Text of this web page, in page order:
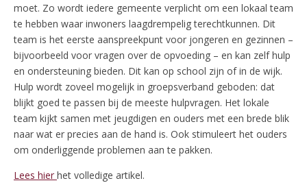
moet. Zo wordt iedere gemeente verplicht om een lokaal team
te hebben waar inwoners laagdrempelig terechtkunnen. Dit
team is het eerste aanspreekpunt voor jongeren en gezinnen –
bijvoorbeeld voor vragen over de opvoeding – en kan zelf hulp
en ondersteuning bieden. Dit kan op school zijn of in de wijk.
Hulp wordt zoveel mogelijk in groepsverband geboden: dat
blijkt goed te passen bij de meeste hulpvragen. Het lokale
team kijkt samen met jeugdigen en ouders met een brede blik
naar wat er precies aan de hand is. Ook stimuleert het ouders
om onderliggende problemen aan te pakken.
Lees hier het volledige artikel.